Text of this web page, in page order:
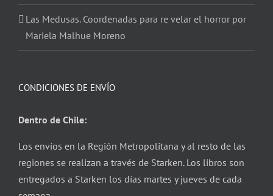
Las Medusas. Coordenadas para re velar el horror por
Mariela Malhue Moreno
CONDICIONES DE ENVÍO
Dentro de Chile:
Los envíos en la Región Metropolitana y al resto de las
regiones se realizan a través de Starken. Los libros son
entregados a Starken los días martes y jueves de cada